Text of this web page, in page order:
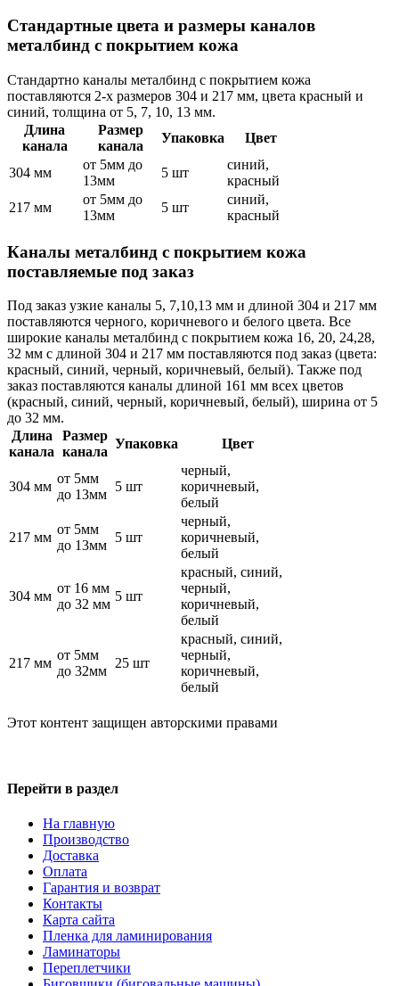
Стандартные цвета и размеры каналов
металбинд с покрытием кожа
Стандартно каналы металбинд с покрытием кожа
поставляются 2-х размеров 304 и 217 мм, цвета красный и
синий, толщина от 5, 7, 10, 13 мм.
Длина
канала
Размер
канала
Упаковка Цвет
304 мм
от 5мм до
13мм
5 шт
синий,
красный
217 мм
от 5мм до
13мм
5 шт
синий,
красный
Каналы металбинд с покрытием кожа
поставляемые под заказ
Под заказ узкие каналы 5, 7,10,13 мм и длиной 304 и 217 мм
поставляются черного, коричневого и белого цвета. Все
широкие каналы металбинд с покрытием кожа 16, 20, 24,28,
32 мм с длиной 304 и 217 мм поставляются под заказ (цвета:
красный, синий, черный, коричневый, белый). Также под
заказ поставляются каналы длиной 161 мм всех цветов
(красный, синий, черный, коричневый, белый), ширина от 5
до 32 мм.
Длина
канала
Размер
канала
Упаковка Цвет
304 мм
от 5мм
до 13мм
5 шт
черный,
коричневый,
белый
217 мм
от 5мм
до 13мм
5 шт
черный,
коричневый,
белый
304 мм
от 16 мм
до 32 мм
5 шт
красный, синий,
черный,
коричневый,
белый
217 мм
от 5мм
до 32мм
25 шт
красный, синий,
черный,
коричневый,
белый
Этот контент защищен авторскими правами
Перейти в раздел
На главную
Производство
Доставка
Оплата
Гарантия и возврат
Контакты
Карта сайта
Пленка для ламинирования
Ламинаторы
Переплетчики